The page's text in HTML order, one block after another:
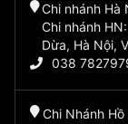
Chi nhánh Hà
Chi nhánh
Dừa, Hà Nội,
038
Chi Nhánh Hồ